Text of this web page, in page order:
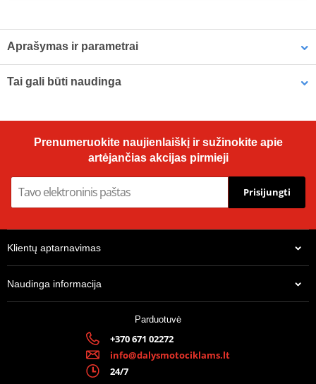
Aprašymas ir parametrai
Prodiuseris
Tai gali būti naudinga
44T, 520
26,51 €
Yra centriniame sandėlyje, pristatymas 5-7 dienos.
Prenumeruokite naujienlaiškį ir sužinokite apie
artėjančias akcijas pirmieji
Prisijungti
Klientų aptarnavimas
Naudinga informacija
Parduotuvė
+370 671 02272
info@dalysmotociklams.lt
24/7